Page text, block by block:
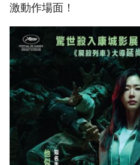
激動作場面！